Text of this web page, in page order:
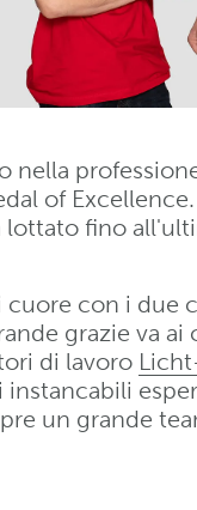
nella
of
fino
cuore con i
grazie va
di lavoro
instancabili
un grande